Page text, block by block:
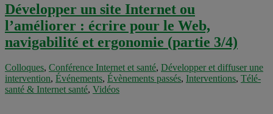
Développer un site Internet ou
l’améliorer : écrire pour le Web,
navigabilité et ergonomie (partie 3/4)
Colloques, Conférence Internet et santé, Développer et diffuser une
intervention, Événements, Évènements passés, Interventions, Télé-
santé & Internet santé, Vidéos